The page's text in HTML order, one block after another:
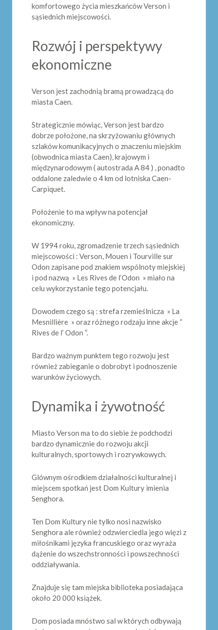
komfortowego życia mieszkańców Verson i
sąsiednich miejscowości.
Rozwój i perspektywy
ekonomiczne
Verson jest zachodnią bramą prowadzącą do
miasta Caen.
Strategicznie mówiąc, Verson jest bardzo
dobrze położone, na skrzyżowaniu głównych
szlaków komunikacyjnych o znaczeniu miejskim
(obwodnica miasta Caen), krajowym i
międzynarodowym ( autostrada A 84 ) , ponadto
oddalone zaledwie o 4 km od lotniska Caen-
Carpiquet.
Położenie to ma wpływ na potencjał
ekonomiczny.
W 1994 roku, zgromadzenie trzech sąsiednich
miejscowości : Verson, Mouen i Tourville sur
Odon zapisane pod znakiem wspólnoty miejskiej
i pod nazwą » Les Rives de l’Odon » miało na
celu wykorzystanie tego potencjału.
Dowodem czego są : strefa rzemieślnicza » La
Mesnillière » oraz różnego rodzaju inne akcje “
Rives de l’ Odon “.
Bardzo ważnym punktem tego rozwoju jest
również zabieganie o dobrobyt i podnoszenie
warunków życiowych.
Dynamika i żywotność
Miasto Verson ma to do siebie że podchodzi
bardzo dynamicznie do rozwoju akcji
kulturalnych, sportowych i rozrywkowych.
Glównym ośrodkiem działalności kulturalnej i
miejscem spotkań jest Dom Kultury imienia
Senghora.
Ten Dom Kultury nie tylko nosi nazwisko
Senghora ale również odzwierciedla jego więzi z
miłośnikami języka francuskiego oraz wyraża
dążenie do wszechstronności i powszechności
oddziaływania.
Znajduje się tam miejska biblioteka posiadająca
około 20 000 książek.
Dom posiada mnóstwo sal w których odbywają